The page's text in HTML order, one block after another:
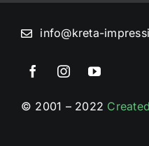
info@kreta-
© 2001 – 2022